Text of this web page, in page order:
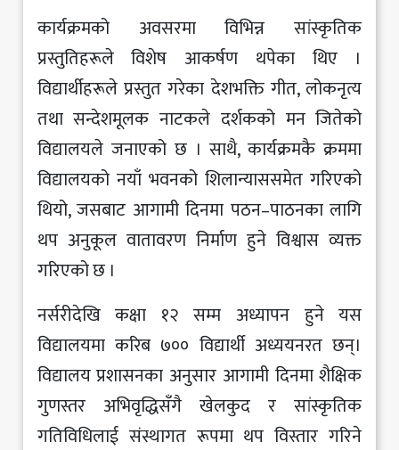
कार्यक्रमको अवसरमा विभिन्न सांस्कृतिक
प्रस्तुतिहरूले विशेष आकर्षण थपेका थिए ।
विद्यार्थीहरूले प्रस्तुत गरेका देशभक्ति गीत, लोकनृत्य
तथा सन्देशमूलक नाटकले दर्शकको मन जितेको
विद्यालयले जनाएको छ । साथै, कार्यक्रमकै क्रममा
विद्यालयको नयाँ भवनको शिलान्याससमेत गरिएको
थियो, जसबाट आगामी दिनमा पठन–पाठनका लागि
थप अनुकूल वातावरण निर्माण हुने विश्वास व्यक्त
गरिएको छ ।
नर्सरीदेखि कक्षा १२ सम्म अध्यापन हुने यस
विद्यालयमा करिब ७०० विद्यार्थी अध्ययनरत छन्।
विद्यालय प्रशासनका अनुसार आगामी दिनमा शैक्षिक
गुणस्तर अभिवृद्धिसँगै खेलकुद र सांस्कृतिक
गतिविधिलाई संस्थागत रूपमा थप विस्तार गरिने